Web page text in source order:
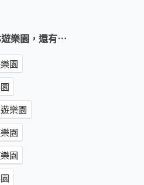
遊樂園，還有⋯
園
樂園
園
園